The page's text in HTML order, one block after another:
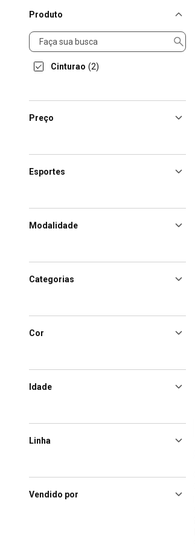
Produto
Produto
Cinturao (2)
Preço
Esportes
Modalidade
Categorias
Cor
Idade
Linha
Vendido por